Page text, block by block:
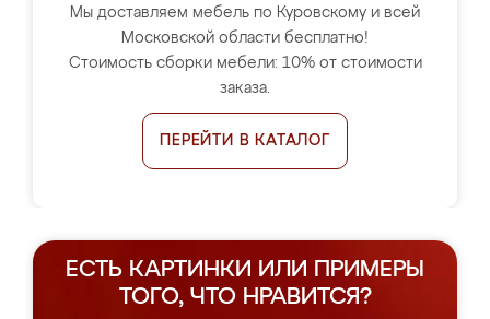
Мы доставляем мебель по Куровскому и всей
Московской области бесплатно!
Стоимость сборки мебели: 10% от стоимости
заказа.
ПЕРЕЙТИ В КАТАЛОГ
ЕСТЬ КАРТИНКИ ИЛИ ПРИМЕРЫ
ТОГО, ЧТО НРАВИТСЯ?